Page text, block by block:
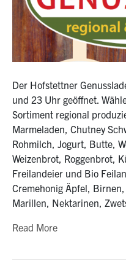
Der Hofstettner
und 23 Uhr geöffnet.
Sortiment regional
Marmeladen, Chutney
Rohmilch, Jogurt, Butte,
Weizenbrot, Roggenbrot,
Freilandeier und Bio
Cremehonig Äpfel,
Marillen, Nektarinen,
Read More